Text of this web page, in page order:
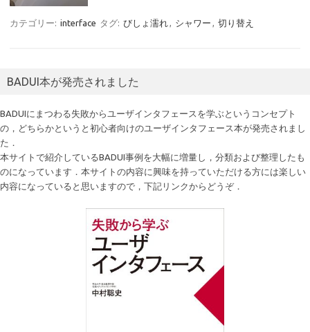
カテゴリー: interface タグ: びしょ濡れ シャワー 切り替え
BADUI本が発売されました
BADUIにまつわる失敗からユーザインタフェースを学ぶというコンセプト
の，どちらかというと初心者向けのユーザインタフェース本が発売されまし
た．
本サイトで紹介しているBADUI事例を大幅に増量し，分類および整理したも
のになっています．本サイトの内容に興味を持っていただける方には楽しい
内容になっていると思いますので，下記リンクからどうぞ．